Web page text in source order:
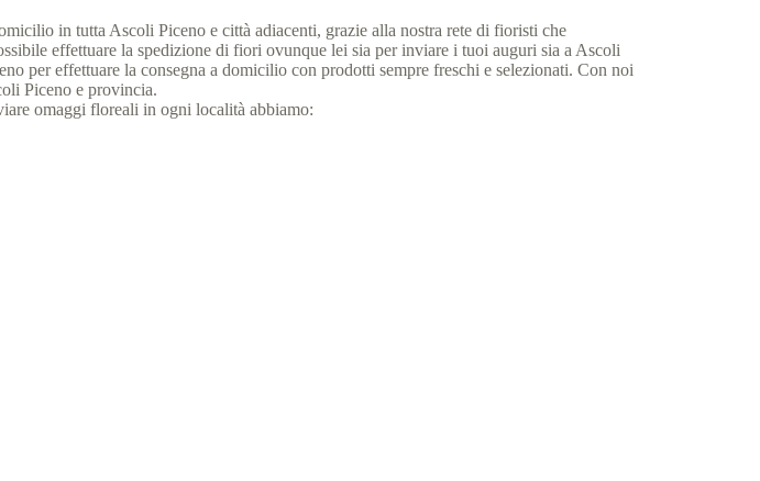
in tutta Ascoli Piceno e città adiacenti, grazie alla nostra rete di fioristi che
effettuare la spedizione di fiori ovunque lei sia per inviare i tuoi auguri sia a Ascoli
per effettuare la consegna a domicilio con prodotti sempre freschi e selezionati. Con noi
Piceno e provincia.
omaggi floreali in ogni località abbiamo: